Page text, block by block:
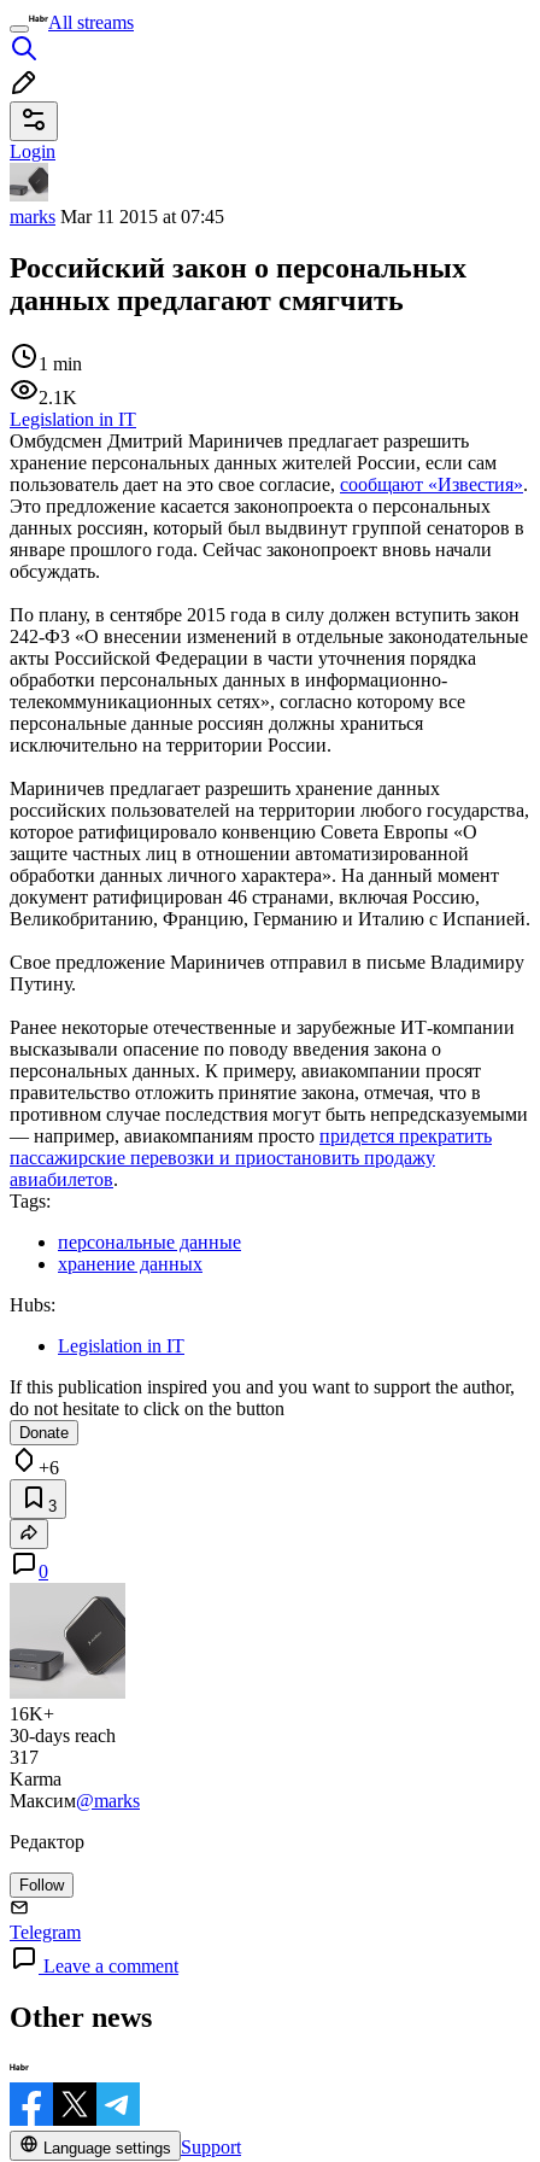
All streams
Login
marks Mar 11 2015 at 07:45
Российский закон о персональных
данных предлагают смягчить
1 min
2.1K
Legislation in IT
Омбудсмен Дмитрий Мариничев предлагает разрешить
хранение персональных данных жителей России, если сам
пользователь дает на это свое согласие, сообщают «Известия».
Это предложение касается законопроекта о персональных
данных россиян, который был выдвинут группой сенаторов в
январе прошлого года. Сейчас законопроект вновь начали
обсуждать.
По плану, в сентябре 2015 года в силу должен вступить закон
242-ФЗ «О внесении изменений в отдельные законодательные
акты Российской Федерации в части уточнения порядка
обработки персональных данных в информационно-
телекоммуникационных сетях», согласно которому все
персональные данные россиян должны храниться
исключительно на территории России.
Мариничев предлагает разрешить хранение данных
российских пользователей на территории любого государства,
которое ратифицировало конвенцию Совета Европы «О
защите частных лиц в отношении автоматизированной
обработки данных личного характера». На данный момент
документ ратифицирован 46 странами, включая Россию,
Великобританию, Францию, Германию и Италию с Испанией.
Свое предложение Мариничев отправил в письме Владимиру
Путину.
Ранее некоторые отечественные и зарубежные ИТ-компании
высказывали опасение по поводу введения закона о
персональных данных. К примеру, авиакомпании просят
правительство отложить принятие закона, отмечая, что в
противном случае последствия могут быть непредсказуемыми
— например, авиакомпаниям просто придется прекратить
пассажирские перевозки и приостановить продажу
авиабилетов.
Tags:
персональные данные
хранение данных
Hubs:
Legislation in IT
If this publication inspired you and you want to support the author,
do not hesitate to click on the button
Donate
+6
3
0
16K+
30-days reach
317
Karma
Максим@marks
Редактор
Follow
Telegram
Leave a comment
Other news
Language settings
Support